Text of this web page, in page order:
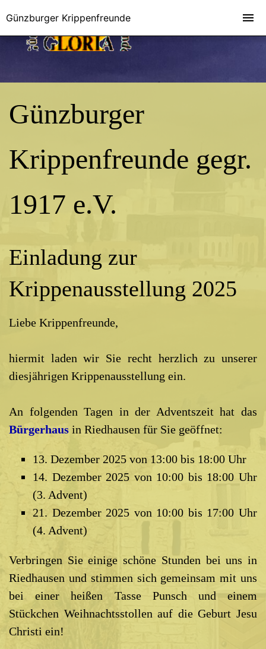
Günzburger
Krippenfreunde gegr.
1917 e.V.
Einladung zur
Krippenausstellung 2025
Liebe Krippenfreunde,
hiermit laden wir Sie recht herzlich zu unserer
diesjährigen Krippenausstellung ein.
An folgenden Tagen in der Adventszeit hat das
Bürgerhaus in Riedhausen für Sie geöffnet:
13. Dezember 2025 von 13:00 bis 18:00 Uhr
14. Dezember 2025 von 10:00 bis 18:00 Uhr
(3. Advent)
21. Dezember 2025 von 10:00 bis 17:00 Uhr
(4. Advent)
Verbringen Sie einige schöne Stunden bei uns in
Riedhausen und stimmen sich gemeinsam mit uns
bei einer heißen Tasse Punsch und einem
Stückchen Weihnachtsstollen auf die Geburt Jesu
Christi ein!
Günzburger Krippenfreunde